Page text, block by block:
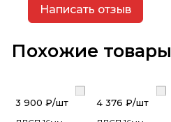
Написать отзыв
Похожие товары
3 900 ₽/шт 4 376 ₽/шт